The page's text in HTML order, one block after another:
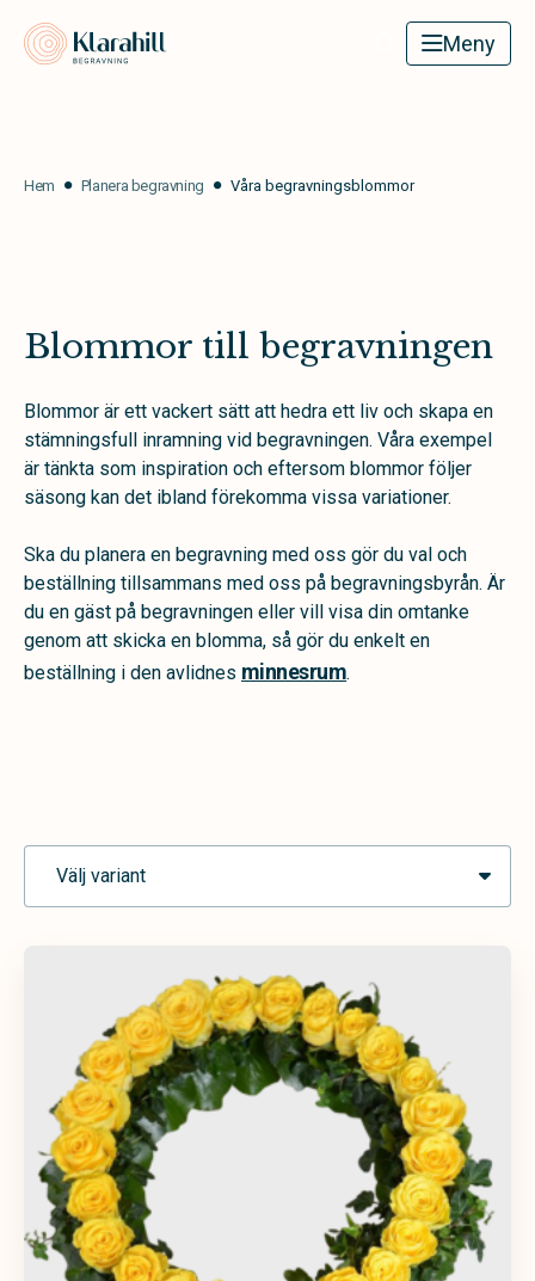
Meny
Hem Planera begravning Våra begravningsblommor
Blommor till begravningen
Blommor är ett vackert sätt att hedra ett liv och skapa en
stämningsfull inramning vid begravningen. Våra exempel
är tänkta som inspiration och eftersom blommor följer
säsong kan det ibland förekomma vissa variationer.
Ska du planera en begravning med oss gör du val och
beställning tillsammans med oss på begravningsbyrån. Är
du en gäst på begravningen eller vill visa din omtanke
genom att skicka en blomma, så gör du enkelt en
beställning i den avlidnes minnesrum.
Välj variant
Urndekoration
Handbukett
Hjärta
Begravningskrans
Sorgdekoration
Sorgbukett
Personligt arrangemang